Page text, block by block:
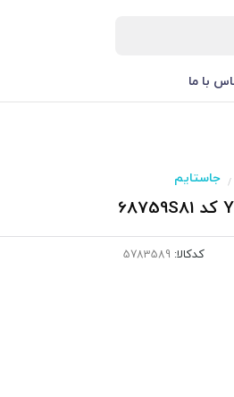
با ما
/ جاستایم
کدکالا: